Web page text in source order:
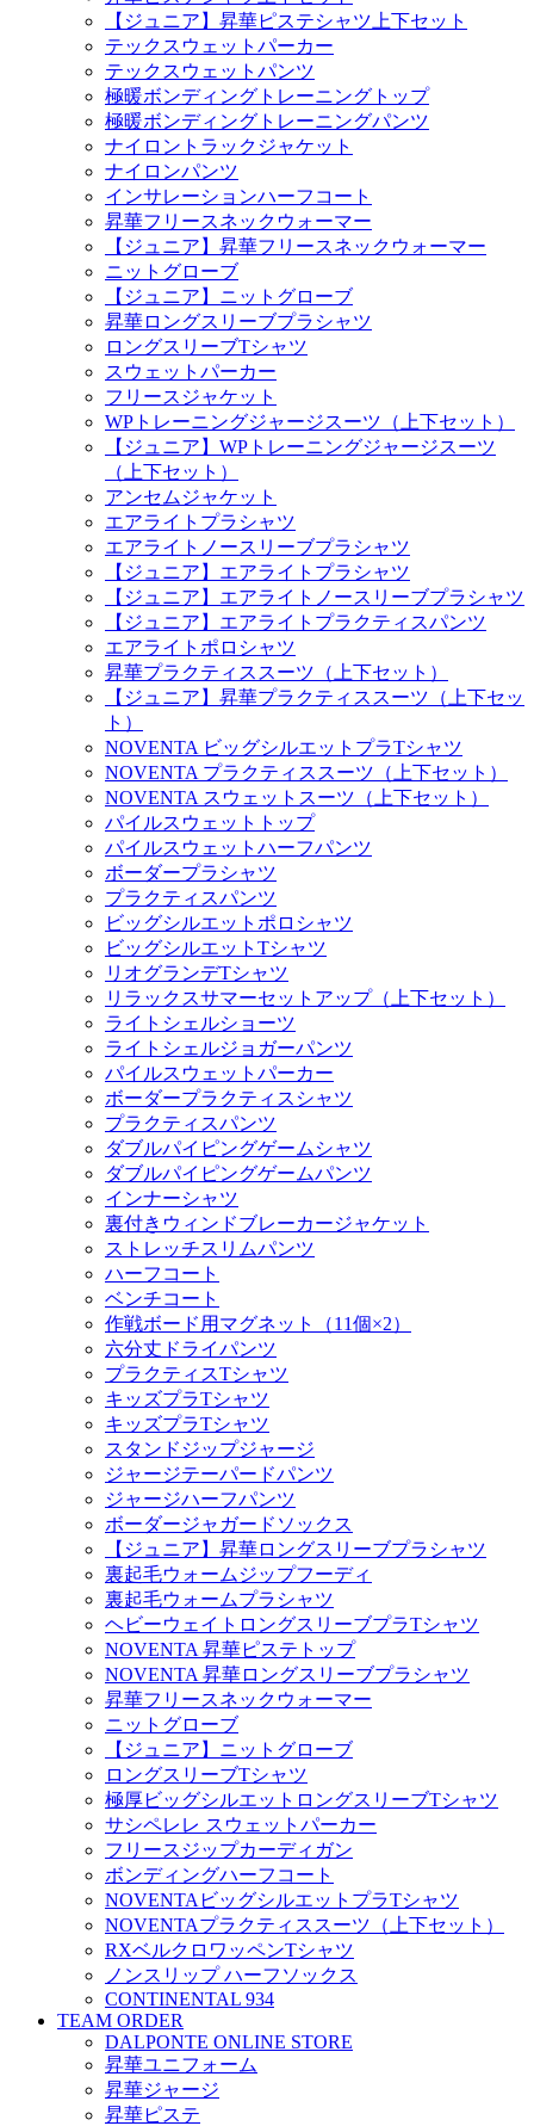
【ジュニア】昇華ピステシャツ上下セット
テックスウェットパーカー
テックスウェットパンツ
極暖ボンディングトレーニングトップ
極暖ボンディングトレーニングパンツ
ナイロントラックジャケット
ナイロンパンツ
インサレーションハーフコート
昇華フリースネックウォーマー
【ジュニア】昇華フリースネックウォーマー
ニットグローブ
【ジュニア】ニットグローブ
昇華ロングスリーブプラシャツ
ロングスリーブTシャツ
スウェットパーカー
フリースジャケット
WPトレーニングジャージスーツ（上下セット）
【ジュニア】WPトレーニングジャージスーツ
（上下セット）
アンセムジャケット
エアライトプラシャツ
エアライトノースリーブプラシャツ
【ジュニア】エアライトプラシャツ
【ジュニア】エアライトノースリーブプラシャツ
【ジュニア】エアライトプラクティスパンツ
エアライトポロシャツ
昇華プラクティススーツ（上下セット）
【ジュニア】昇華プラクティススーツ（上下セッ
ト）
NOVENTA ビッグシルエットプラTシャツ
NOVENTA プラクティススーツ（上下セット）
NOVENTA スウェットスーツ（上下セット）
パイルスウェットトップ
パイルスウェットハーフパンツ
ボーダープラシャツ
プラクティスパンツ
ビッグシルエットポロシャツ
ビッグシルエットTシャツ
リオグランデTシャツ
リラックスサマーセットアップ（上下セット）
ライトシェルショーツ
ライトシェルジョガーパンツ
パイルスウェットパーカー
ボーダープラクティスシャツ
プラクティスパンツ
ダブルパイピングゲームシャツ
ダブルパイピングゲームパンツ
インナーシャツ
裏付きウィンドブレーカージャケット
ストレッチスリムパンツ
ハーフコート
ベンチコート
作戦ボード用マグネット（11個×2）
六分丈ドライパンツ
プラクティスTシャツ
キッズプラTシャツ
キッズプラTシャツ
スタンドジップジャージ
ジャージテーパードパンツ
ジャージハーフパンツ
ボーダージャガードソックス
【ジュニア】昇華ロングスリーブプラシャツ
裏起毛ウォームジップフーディ
裏起毛ウォームプラシャツ
ヘビーウェイトロングスリーブプラTシャツ
NOVENTA 昇華ピステトップ
NOVENTA 昇華ロングスリーブプラシャツ
昇華フリースネックウォーマー
ニットグローブ
【ジュニア】ニットグローブ
ロングスリーブTシャツ
極厚ビッグシルエットロングスリーブTシャツ
サシペレレ スウェットパーカー
フリースジップカーディガン
ボンディングハーフコート
NOVENTAビッグシルエットプラTシャツ
NOVENTAプラクティススーツ（上下セット）
RXベルクロワッペンTシャツ
ノンスリップ ハーフソックス
CONTINENTAL 934
TEAM ORDER
DALPONTE ONLINE STORE
昇華ユニフォーム
昇華ジャージ
昇華ピステ